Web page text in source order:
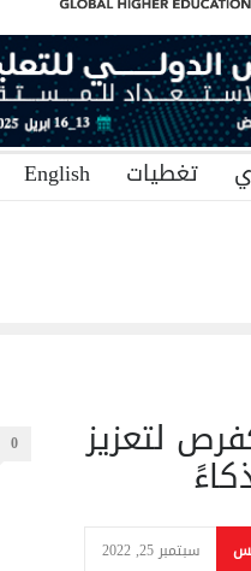
تغطيات English
لتعزيز 0
سبتمبر 25, 2022